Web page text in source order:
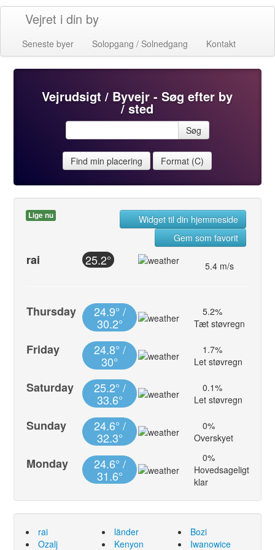
Vejret i din by
Seneste byer Solopgang / Solnedgang Kontakt
Vejrudsigt / Byvejr - Søg efter by
/ sted
Søg
Find min placering Format (C)
Lige nu
Widget til din hjemmeside
Gem som favorit
rai 25.2° 5.4 m/s
Thursday 24.9° /
30.2°
5.2%
Tæt støvregn
Friday 24.8° /
30°
1.7%
Let støvregn
Saturday 25.2° /
33.6°
0.1%
Let støvregn
Sunday 24.6° /
32.3°
0%
Overskyet
Monday 24.6° /
31.6°
0%
Hovedsageligt
klar
rai
Ozalj
länder
Kenyon
Bozi
Iwanowice